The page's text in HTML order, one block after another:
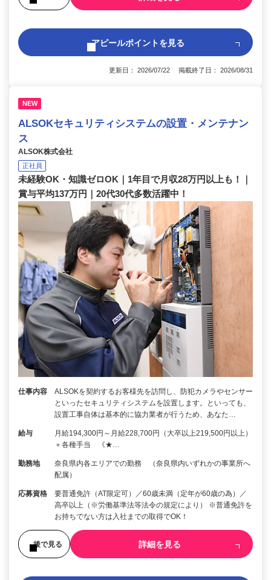
アピールポイントを見る
更新日： 2026/07/22 掲載終了日： 2026/08/31
NEW
ALSOKセキュリティシステムの設置・メンテナン
ス
ALSOK株式会社
正社員
未経験OK・知識ゼロOK｜1年目で月収28万円以上も！｜
賞与平均137万円｜20代30代多数活躍中！
仕事内容
ALSOKを契約するお客様先を訪問し、防犯カメラやセンサー
といったセキュリティシステムを設置します。といっても、
設置工事自体は基本的に協力業者が行うため、あなた…
給与
月給194,300円～月給228,700円（大卒以上219,500円以上）
＋各種手当 《★…
勤務地
奈良県内各エリアでの勤務 （奈良県内いずれかの事業所へ
配属）
応募資格
要普通免許（AT限定可）／60歳未満（定年が60歳の為）／
高卒以上（※労働基準法等法令の規定により） ※普通免許を
お持ちでない方は入社までの取得でOK！
後で見る 詳細を見る